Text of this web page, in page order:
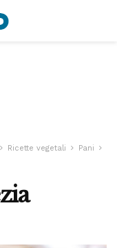
Ricette vegetali
Pani